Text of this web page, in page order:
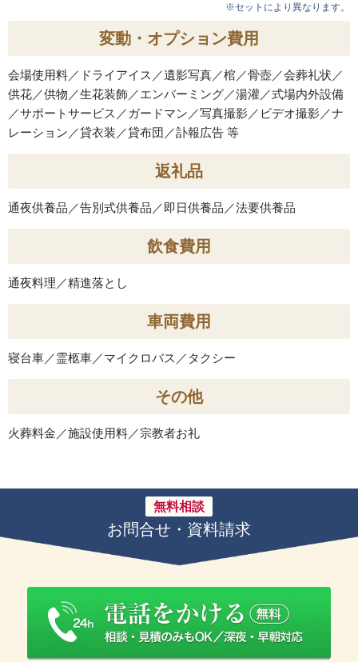
※セットにより異なります。
変動・オプション費用
会場使用料／ドライアイス／遺影写真／棺／骨壺／会葬礼状／
供花／供物／生花装飾／エンバーミング／湯灌／式場内外設備
／サポートサービス／ガードマン／写真撮影／ビデオ撮影／ナ
レーション／貸衣装／貸布団／訃報広告 等
返礼品
通夜供養品／告別式供養品／即日供養品／法要供養品
飲食費用
通夜料理／精進落とし
車両費用
寝台車／霊柩車／マイクロバス／タクシー
その他
火葬料金／施設使用料／宗教者お礼
無料相談
お問合せ・資料請求